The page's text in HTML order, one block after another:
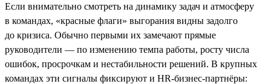
Если внимательно смотреть на динамику задач и атмосферу
в командах, «красные флаги» выгорания видны задолго
до кризиса. Обычно первыми их замечают прямые
руководители — по изменению темпа работы, росту числа
ошибок, просрочкам и нестабильности решений. В крупных
командах эти сигналы фиксируют и HR-бизнес-партнёры: